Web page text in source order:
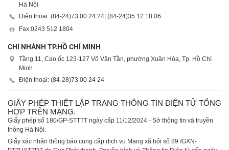
Hà Nội
Điện thoại: (84-24)73 00 24 24 | (84-24)35 12 18 06
Fax:0243 512 1804
CHI NHÁNH TP.HỒ CHÍ MINH
Tầng 11, Cao ốc 123-127 Võ Văn Tần, phường Xuân Hòa, Tp. Hồ Chí
Minh.
Điện thoại: (84-28)73 00 24 24
GIẤY PHÉP THIẾT LẬP TRANG THÔNG TIN ĐIỆN TỬ TỔNG
HỢP TRÊN MẠNG.
Giấy phép số 180/GP-STTTT ngày cấp 11/12/2024 - Sở thông tin và truyền
thông Hà Nội.
Giấy xác nhận thông báo cung cấp dịch vụ Mạng xã hội số 89 /GXN-